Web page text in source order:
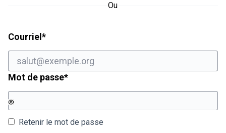
Ou
Courriel *Champ obligatoire
Mot de passe*Champ obligatoire
Retenir le mot de passe